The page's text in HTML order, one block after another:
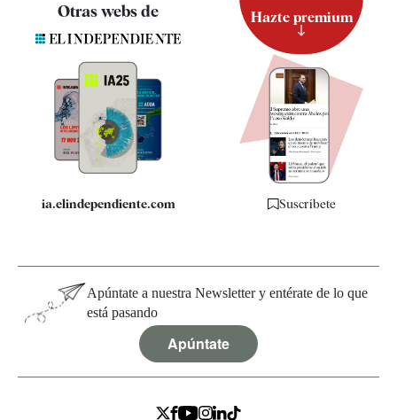
Quiénes somos
Especificaciones
Otras webs de
ia.elindependiente.com
Hazte premium
Suscríbete
Apúntate a nuestra Newsletter y entérate de lo que
está pasando
Apúntate